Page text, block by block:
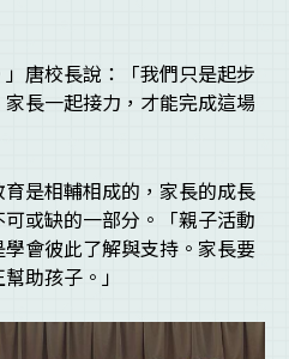
」唐校長說：「我們只是起步
長一起接力，才能完成這場
是相輔相成的，家長的成長
或缺的一部分。「親子活動
會彼此了解與支持。家長要
助孩子。」